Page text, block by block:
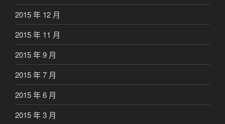
2015 年 12 月
2015 年 11 月
2015 年 9 月
2015 年 7 月
2015 年 6 月
2015 年 3 月